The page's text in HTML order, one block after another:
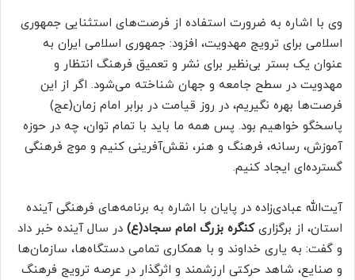
وی با اشاره به ضرورت استفاده از فرصت‌های استثنایی جمهوری
اسلامی برای ترویج مهدویت، افزود: جمهوری اسلامی ایران به
عنوان یک بستر بی‌نظیر برای نشر و تعمیق فرهنگ انتظار و
مهدویت در سطح جامعه و جهان شناخته می‌شود. اگر از این
فرصت‌ها بهره نگیریم، در روز قیامت در برابر امام زمان(عج)
پاسخگو خواهیم بود. پس همه ما باید با تمام توان، چه در حوزه
آموزش، رسانه، فرهنگ و هنر، نقش‌آفرینی کنیم و موج فرهنگی
گسترده‌ای ایجاد کنیم.
آیت‌الله عبادی‌زاده در پایان با اشاره به برنامه‌های فرهنگی آینده
استان، از برگزاریکنگره بزرگ امام سجاد(ع) در سال آینده خبر داد
و گفت: به یاری خداوند و با همکاری تمامی دستگاه‌ها، سازمان‌ها
و صنایع، شاهد حرکتی ارزشمند و اثرگذار در عرصه ترویج فرهنگ